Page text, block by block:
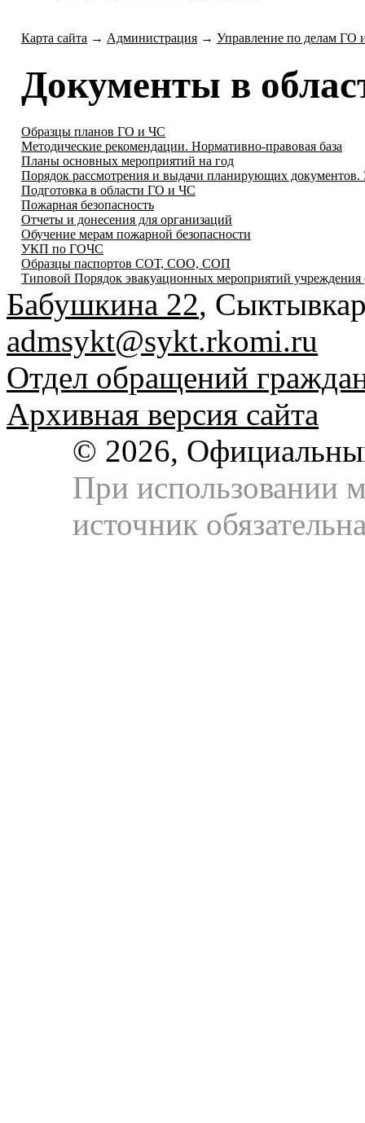
Карта сайта → Администрация → Управление по делам ГО
Документы в
Образцы планов ГО и ЧС
Методические рекомендации. Нормативно-правовая база
Планы основных мероприятий на год
Порядок рассмотрения и выдачи планирующих
Подготовка в области ГО и ЧС
Пожарная безопасность
Отчеты и донесения для организаций
Обучение мерам пожарной безопасности
УКП по ГОЧС
Образцы паспортов СОТ, СОО, СОП
Типовой Порядок эвакуационных мероприятий учреждения
Бабушкина 22,
admsykt@sykt.rkomi.ru
Отдел обращений
Архивная версия сайта
© 2026,
При использовании
источник